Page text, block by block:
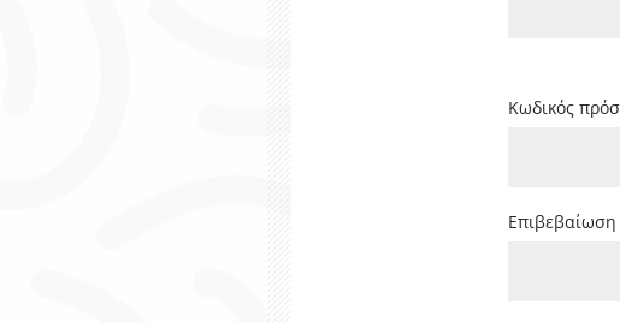
Κωδικός
Επιβεβαίωση